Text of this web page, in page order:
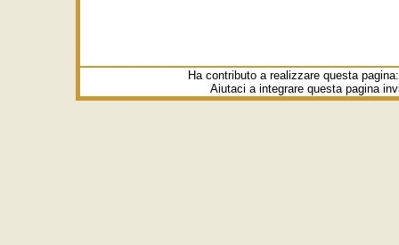
Ha contributo a realizzare questa
Aiutaci a integrare questa pagina